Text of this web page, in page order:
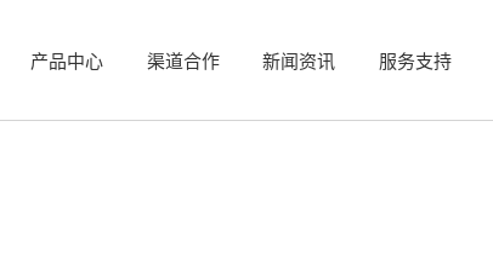
产品中心 渠道合作 新闻资讯 服务支持